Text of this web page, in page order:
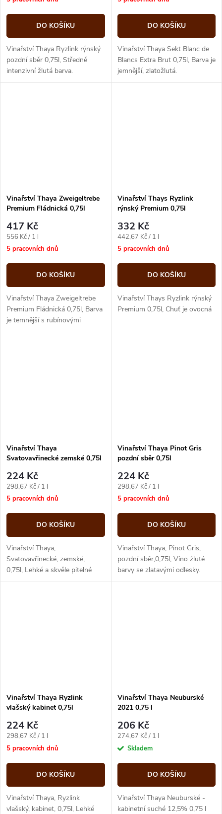
DO KOŠÍKU
Vinařství Thaya Ryzlink rýnský
pozdní sběr 0,75l, Středně
intenzivní žlutá barva.
DO KOŠÍKU
Vinařství Thaya Sekt Blanc de
Blancs Extra Brut 0,75l, Barva je
jemnější, zlatožlutá.
Vinařství Thaya Zweigeltrebe
Premium Fládnická 0,75l
417 Kč
Měrná
cena:
556 Kč / 1 l
5 pracovních dnů
DO KOŠÍKU
Vinařství Thaya Zweigeltrebe
Premium Fládnická 0,75l, Barva
je temnější s rubínovými
odlesky.
Vinařství Thays Ryzlink
rýnský Premium 0,75l
332 Kč
Měrná
cena:
442,67 Kč / 1 l
5 pracovních dnů
DO KOŠÍKU
Vinařství Thays Ryzlink rýnský
Premium 0,75l, Chuť je ovocná
Vinařství Thaya
Svatovavřinecké zemské 0,75l
224 Kč
Měrná
cena:
298,67 Kč / 1 l
5 pracovních dnů
DO KOŠÍKU
Vinařství Thaya,
Svatovavřinecké, zemské,
0,75l, Lehké a skvěle pitelné
červené víno.
Vinařství Thaya Pinot Gris
pozdní sběr 0,75l
224 Kč
Měrná
cena:
298,67 Kč / 1 l
5 pracovních dnů
DO KOŠÍKU
Vinařství Thaya, Pinot Gris,
pozdní sběr,0,75l, Víno žluté
barvy se zlatavými odlesky.
Vinařství Thaya Ryzlink
vlašský kabinet 0,75l
224 Kč
Měrná
cena:
298,67 Kč / 1 l
5 pracovních dnů
DO KOŠÍKU
Vinařství Thaya, Ryzlink
vlašský, kabinet, 0,75l, Lehké
Vinařství Thaya Neuburské
2021 0,75 l
206 Kč
Měrná
cena:
274,67 Kč / 1 l
Skladem
DO KOŠÍKU
Vinařství Thaya Neuburské -
kabinetní suché 12,5% 0,75 l